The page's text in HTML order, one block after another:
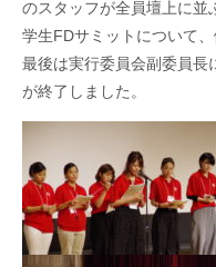
のスタッフが全員壇上に並
学生FDサミットについて
最後は実行委員会副委員長
が終了しました。